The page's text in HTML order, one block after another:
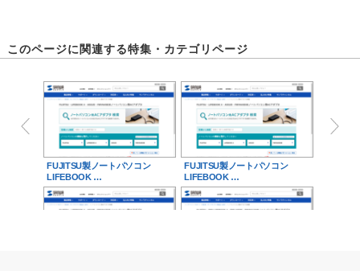
このページに関連する特集・カテゴリページ
FUJITSU製ノートパソコン
LIFEBOOK …
FUJITSU製ノートパソコン
LIFEBOOK …